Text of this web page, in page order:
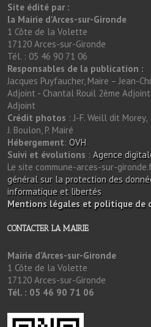
Site édité par :
la Mairie d'Arces-sur-Gironde
1 Côte de la Volette
17120 Arces-sur-Gironde
Tél. : 05 46 90 71 06
Responsables de la publication :
Jacques Puyfaucher, Maire – Jean-
Adjoint - Chantal Rouil 2ème
Adjoint
Crédit photos : J-F. Weill dit Morey,
J. Boulon, P. Mairé
Hébergement: OVH
Suivi et évolutions : Agence
Le site commune-arces-sur-
général sur la protection des
informatique et libertés
Mentions légales et politique de
CONTACTER LA MAIRIE
Mairie d'Arces-sur-Gironde
1 Côte de la Volette
17120 Arces-sur-Gironde
Tél. : 05 46 90 71 06